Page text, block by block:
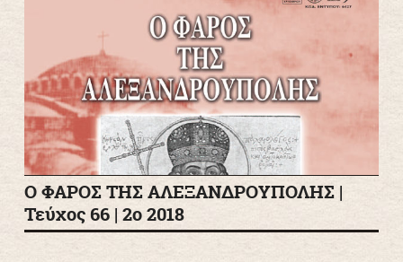
Ο ΦΑΡΟΣ ΤΗΣ ΑΛΕΞΑΝΔΡΟΥΠΟΛΗΣ |
Τεύχος 66 | 2ο 2018